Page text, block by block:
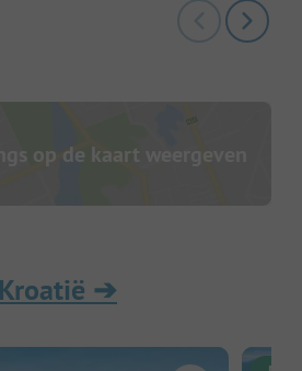
op de kaart weergeven
➔